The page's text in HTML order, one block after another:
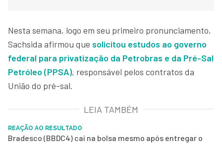
Nesta semana, logo em seu primeiro pronunciamento,
Sachsida afirmou que solicitou estudos ao governo
federal para privatização da Petrobras e da Pré-Sal
Petróleo (PPSA), responsável pelos contratos da
União do pré-sal.
LEIA TAMBÉM
REAÇÃO AO RESULTADO
Bradesco (BBDC4) cai na bolsa mesmo após entregar o